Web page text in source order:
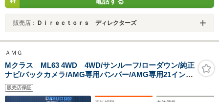
販売店： Ｄｉｒｅｃｔｏｒｓ ディレクターズ
ＡＭＧ
Mクラス ML63 4WD 4WD/サンルーフ/ローダウン/純正
ナビ/バックカメラ/AMG専用バンパー/AMG専用21インチ
AW/AMG専用シート/AMG専用マフラー/シルバールーフ
レール/パワーバックドア
販売店保証